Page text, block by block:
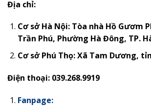
Địa chỉ:
Cơ sở Hà Nội: Tòa nhà Hồ Gươm
Trần Phú, Phường Hà Đông, TP.
Cơ sở Phú Thọ:Xã Tam Dương,
Điện thoại: 039.268.9919
Fanpage: